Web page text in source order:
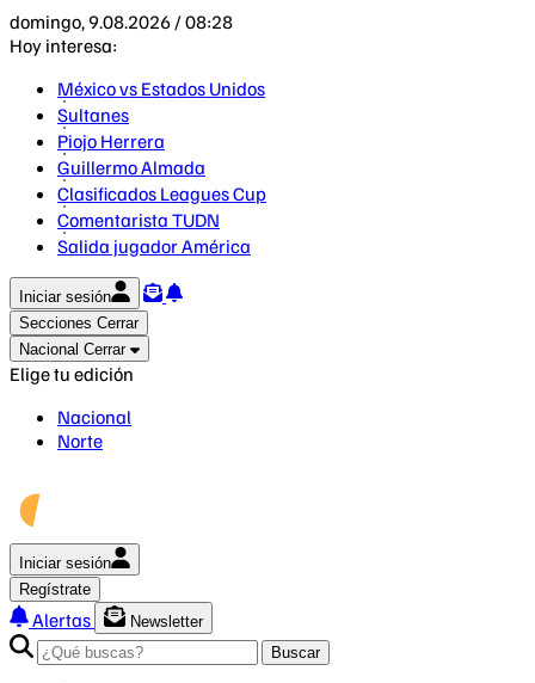
domingo, 9.08.2026 / 08:28
Hoy interesa:
México vs Estados Unidos
Sultanes
Piojo Herrera
Guillermo Almada
Clasificados Leagues Cup
Comentarista TUDN
Salida jugador América
Iniciar sesión
Secciones Cerrar
Nacional Cerrar
Elige tu edición
Nacional
Norte
Iniciar sesión
Regístrate
Alertas
Newsletter
Buscar